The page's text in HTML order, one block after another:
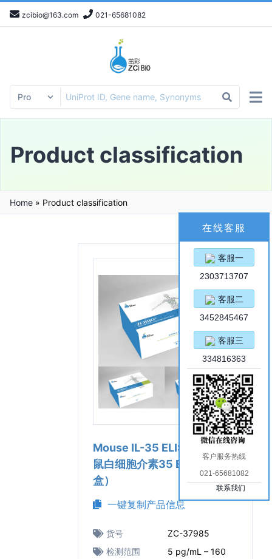
zcibio@163.com 021-65681082
Product classification
Home » Product classification
Mouse IL-35 ELISA Kit（小
鼠白细胞介素35 ELISA试剂
盒）
一键复制产品信息
货号
ZC-37985
检测范围
5 pg/mL – 160
在线客服
客服一
2303713707
客服二
3452845467
客服三
334816363
客户服务热线
021-65681082
联系我们